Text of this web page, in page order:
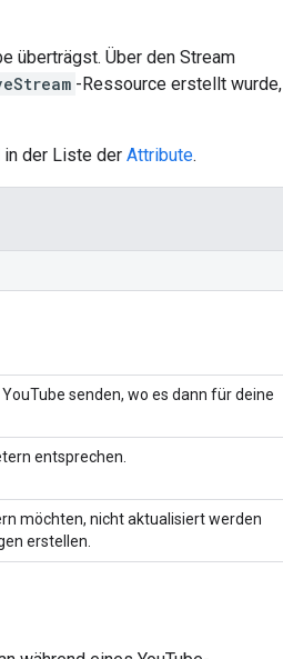
überträgst. Über den Stream
-Ressource erstellt wurde,
in der Liste der Attribute.
senden, wo es dann für deine
entsprechen.
möchten, nicht aktualisiert werden
erstellen.